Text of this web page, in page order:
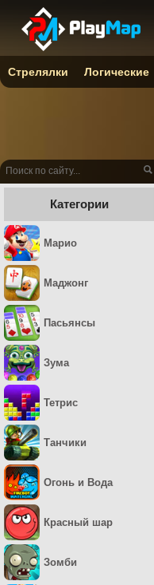
Категории
Марио
Маджонг
Пасьянсы
Зума
Тетрис
Танчики
Огонь и Вода
Красный шар
Зомби
Стрелялки Логические